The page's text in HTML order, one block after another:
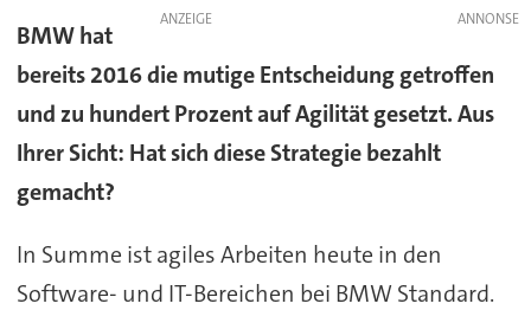
ANZEIGE
BMW hat
bereits 2016 die mutige Entscheidung getroffen
und zu hundert Prozent auf Agilität gesetzt. Aus
Ihrer Sicht: Hat sich diese Strategie bezahlt
gemacht?
In Summe ist agiles Arbeiten heute in den
Software- und IT-Bereichen bei BMW Standard.